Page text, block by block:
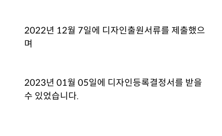
2022년 12월 7일에 디자인출원서류를 제출했으
며
2023년 01월 05일에 디자인등록결정서를 받을
수 있었습니다.